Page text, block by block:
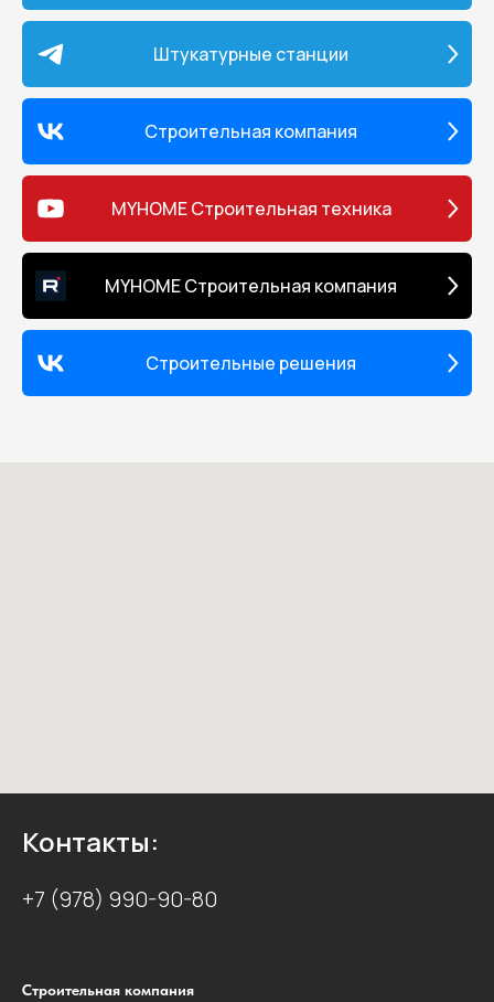
Штукатурные станции
Строительная компания
MYHOME Строительная техника
MYHOME Строительная компания
Строительные решения
Контакты:
+7 (978) 990-90-80
Строительная компания